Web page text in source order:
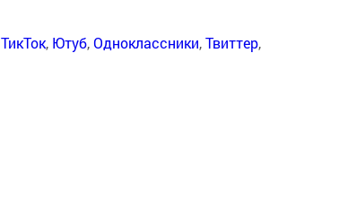
ТикТок, Ютуб,Одноклассники,Твиттер,